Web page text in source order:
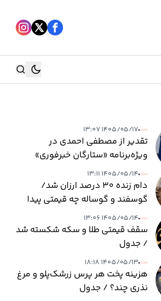
۱۴۰۵/۰۵/۱۷ ۱۳:۰۷
تقدیر از مصطفی احمدی در
ویژه‌برنامه «ستارگان خبرفوری»
۱۴۰۵/۰۵/۱۴ ۱۳:۱۱
دام زنده ۳۰ درصد ارزان شد/
گوسفند و گوساله چه قیمتی پیدا
کرد؟
۱۴۰۵/۰۵/۱۴ ۱۳:۰۶
سقف قیمتی طلا و سکه شکسته شد
/ جدول
۱۴۰۵/۰۵/۱۳ ۱۸:۱۸
هزینه پخت هر پرس زرشک‌پلو و مرغ
نذری چند؟ / جدول